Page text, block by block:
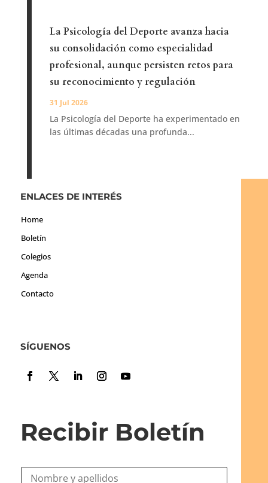
La Psicología del Deporte avanza hacia
su consolidación como especialidad
profesional, aunque persisten retos para
su reconocimiento y regulación
31 Jul 2026
La Psicología del Deporte ha experimentado en
las últimas décadas una profunda...
ENLACES DE INTERÉS
Home
Boletín
Colegios
Agenda
Contacto
SÍGUENOS
Recibir Boletín
N